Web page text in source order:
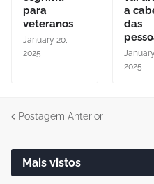
para
veteranos
January 20,
2025
a
das
2025
Postagem Anterior
Mais vistos